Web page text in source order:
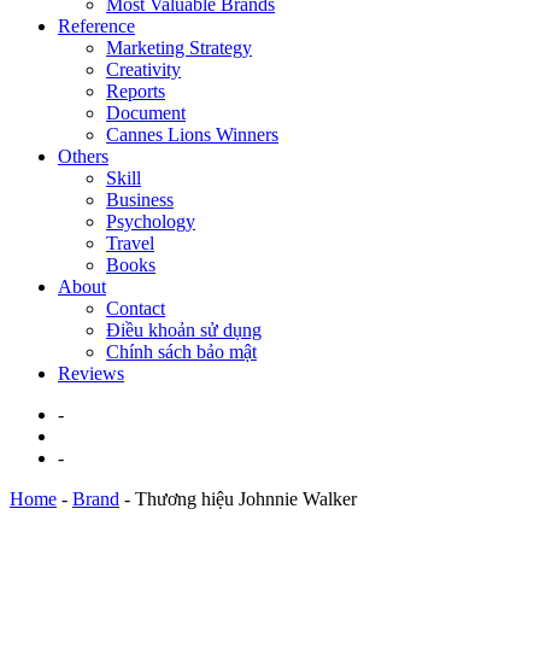
Most Valuable Brands
Reference
Marketing Strategy
Creativity
Reports
Document
Cannes Lions Winners
Others
Skill
Business
Psychology
Travel
Books
About
Contact
Điều khoản sử dụng
Chính sách bảo mật
Reviews
-
-
Home - Brand - Thương hiệu Johnnie Walker